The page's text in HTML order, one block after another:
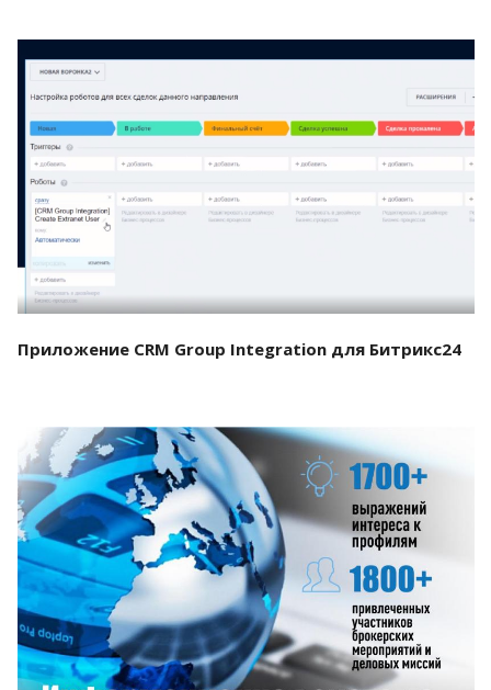
Смотреть проект
Приложение CRM Group Integration для Битрикс24
Смотреть проект